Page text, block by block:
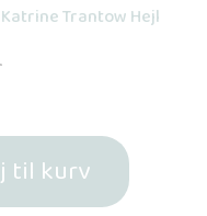
Trantow Hejl
til kurv